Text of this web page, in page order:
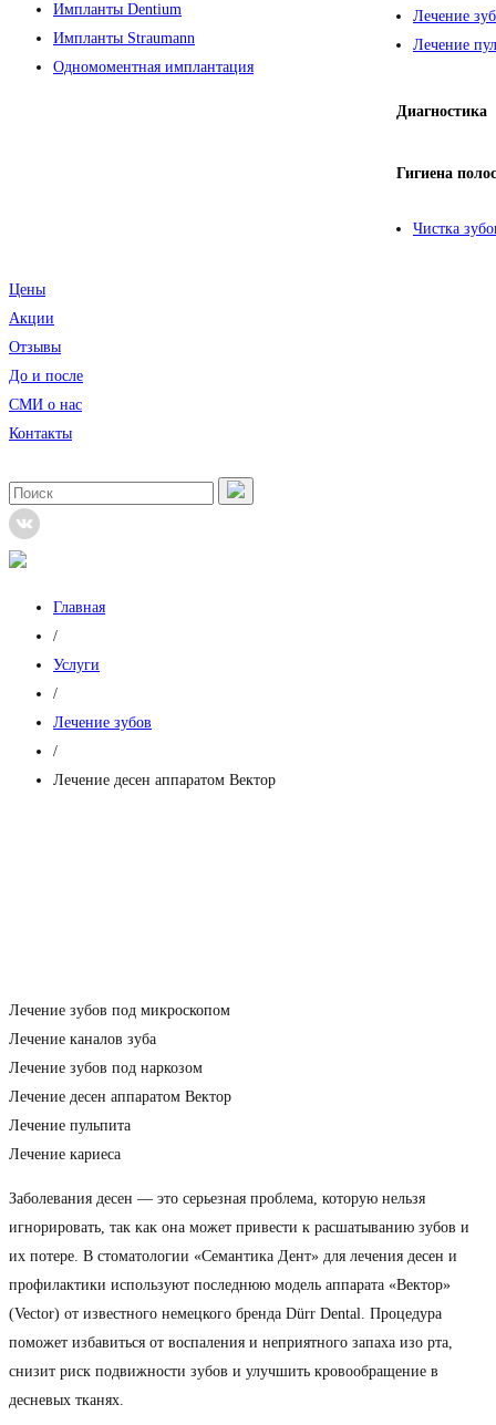
Импланты Dentium
Импланты Straumann
Одномоментная имплантация
Лечение
Лечение
Диагностика
Гигиена
Чистка
Цены
Акции
Отзывы
До и после
CМИ о нас
Контакты
Главная
/
Услуги
/
Лечение зубов
/
Лечение десен аппаратом Вектор
Лечение зубов под микроскопом
Лечение каналов зуба
Лечение зубов под наркозом
Лечение десен аппаратом Вектор
Лечение пульпита
Лечение кариеса
Заболевания десен — это серьезная проблема, которую нельзя
игнорировать, так как она может привести к расшатыванию зубов и
их потере. В стоматологии «Семантика Дент» для лечения десен и
профилактики используют последнюю модель аппарата «Вектор»
(Vector) от известного немецкого бренда Dürr Dental. Процедура
поможет избавиться от воспаления и неприятного запаха изо рта,
снизит риск подвижности зубов и улучшить кровообращение в
десневых тканях.